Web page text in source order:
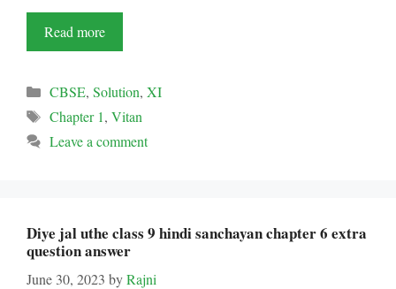
Read more
Categories
CBSE, Solution, XI
Tags
Chapter 1, Vitan
Leave a comment
Diye jal uthe class 9 hindi sanchayan chapter 6 extra
question answer
June 30, 2023 byRajni